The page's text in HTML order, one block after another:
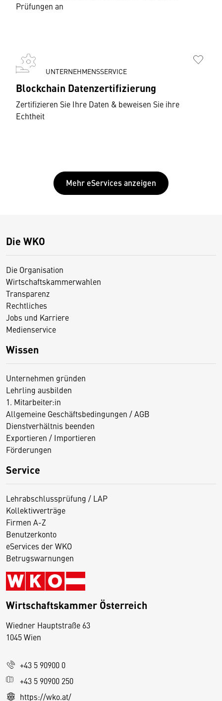
Prüfungen an
UNTERNEHMENSSERVICE
Blockchain Datenzertifizierung
Zertifizieren Sie Ihre Daten & beweisen Sie ihre
Echtheit
Mehr eServices anzeigen
Die WKO
Die Organisation
Wirtschaftskammerwahlen
Transparenz
Rechtliches
Jobs und Karriere
Medienservice
Wissen
Unternehmen gründen
Lehrling ausbilden
1. Mitarbeiter:in
Allgemeine Geschäftsbedingungen / AGB
Dienstverhältnis beenden
Exportieren / Importieren
Förderungen
Service
Lehrabschlussprüfung / LAP
Kollektivverträge
Firmen A-Z
Benutzerkonto
eServices der WKO
Betrugswarnungen
Wirtschaftskammer Österreich
Wiedner Hauptstraße 63
1045 Wien
+43 5 90900 0
+43 5 90900 250
https://wko.at/
D
s
e
S